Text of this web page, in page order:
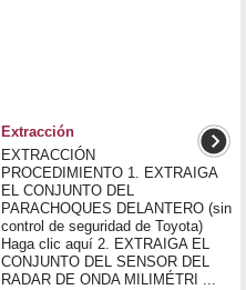
Extracción
EXTRACCIÓN
PROCEDIMIENTO 1. EXTRAIGA
EL CONJUNTO DEL
PARACHOQUES DELANTERO (sin
control de seguridad de Toyota)
Haga clic aquí 2. EXTRAIGA EL
CONJUNTO DEL SENSOR DEL
RADAR DE ONDA MILIMÉTRI ...